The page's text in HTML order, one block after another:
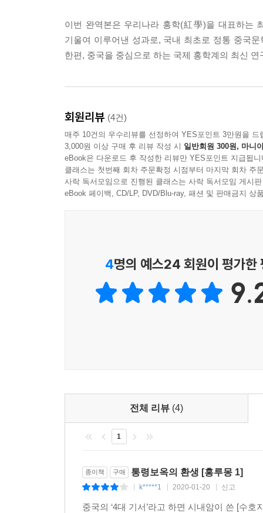
이번 완역본은 우리나라 홍학(紅學)을 대표하는
기울여 이루어낸 성과로, 국내 최초로 정통 중국
한편, 중국을 중심으로 하는 국제 홍학계의 최신
회원리뷰 (4건)
매주 10건의 우수리뷰를 선정하여 YES포인트 3만원을 드
3,000원 이상 구매 후 리뷰 작성 시 일반회원 300원, 마니
eBook은 다운로드 후 작성한 리뷰만 YES포인트 지급됩니
클래스는 첫번째 회차 주문확정 시점부터 마지막 회차 주
사락 독서모임으로 진행된 클래스는 사락 독서모임 게시
eBook 페이백, CD/LP, DVD/Blu-ray, 패션 및 판매금지 상
4명의 예스24 회원이 평가한
전체 리뷰 (4)
1
종이책 구매 통령보옥의 환생 [홍루몽 1]
k*****1 2020-01-20 신고
중국의 ‘4대 기서’라고 하면 시내암이 쓴 [수